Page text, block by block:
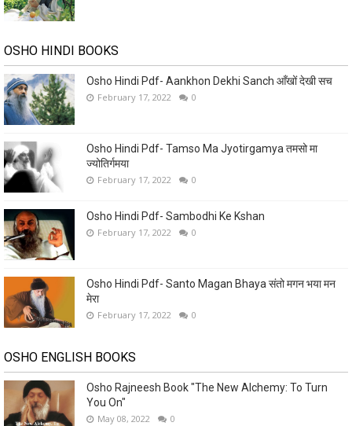
OSHO HINDI BOOKS
Osho Hindi Pdf- Aankhon Dekhi Sanch आँखों देखी सच
February 17, 2022 0
Osho Hindi Pdf- Tamso Ma Jyotirgamya तमसो मा
ज्योतिर्गमया
February 17, 2022 0
Osho Hindi Pdf- Sambodhi Ke Kshan
February 17, 2022 0
Osho Hindi Pdf- Santo Magan Bhaya संतो मगन भया मन
मेरा
February 17, 2022 0
OSHO ENGLISH BOOKS
Osho Rajneesh Book "The New Alchemy: To Turn
You On"
May 08, 2022 0